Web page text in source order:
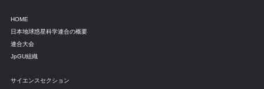
HOME
日本地球惑星科学連合の概要
連合大会
JpGU組織
サイエンスセクション